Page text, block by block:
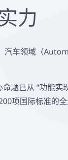
力
车领域（
题已从 “功能实
项国际标准的